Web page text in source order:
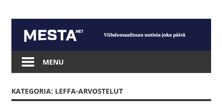
content
Mesta.net
MENU
KATEGORIA: LEFFA-ARVOSTELUT